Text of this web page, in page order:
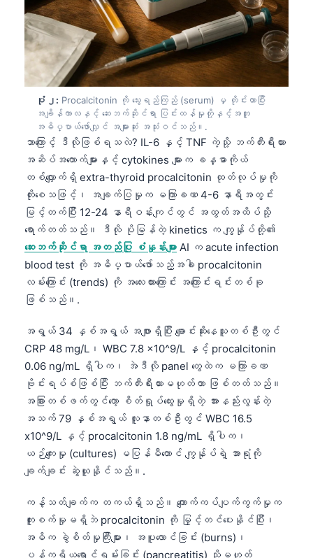
ပုံ ၂: Procalcitonin ကို သွေးရည်ကြည် (serum) မှ တိုင်းတာပြီး
အချိန်ကာလနှင့် ဆေးဘက်ဆိုင်ရာ ပြင်းထန်မှုတို့နှင့်အတူ
အဓိပ္ပာယ်ဖော်လျှင် အများဆုံး အသုံးဝင်သည်။.
ဘာကြောင့် ဒီလိုဖြစ်ရသလဲ? IL-6 နှင့် TNF ကဲ့သို့ ဘက်တီးရီးယား
အဆိပ်အတောက်များနှင့် cytokines များက ခန္ဓာကိုယ်
တစ်လျှောက်ရှိ extra-thyroid procalcitonin ထုတ်လုပ်မှုကို
တိုးစေသဖြင့်၊ အချက်ပြမှုက မကြာခဏ 4-6 နာရီအတွင်း
မြင့်တက်ပြီး 12-24 နာရီဝန်းကျင်တွင် အထွတ်အထိပ်သို့
ရောက်တတ်သည်။ ဒီလို ပိုမြန်တဲ့ kinetics က ကျွန်ုပ်တို့၏
ဆေးဘက်ဆိုင်ရာ အတည်ပြု စံနှုန်းများ AI က acute infection
blood test ကို အဓိပ္ပာယ်ဖော်သည့်အခါ procalcitonin
လမ်းကြောင်း (trends) ကို အလေးထားကြောင်း အကြောင်းရင်းတစ်ခု
ဖြစ်သည်။.
အရွယ် 34 နှစ်အရွယ် အဖျားရှိပြီး ချောင်းဆိုးနေသူတစ်ဦးတွင်
CRP 48 mg/L၊ WBC 7.8 x10^9/L နှင့် procalcitonin
0.06 ng/mL ရှိပါက၊ အဲဒီလို panel တွေထဲက မကြာခဏ
ဗိုင်းရပ်စ်ဖြစ်ပြီး ဘက်တီးရီးယားမဟုတ်တာ ဖြစ်တတ်သည်။
အခြားတစ်ဖက်တွင်တော့ စိတ်ရှုပ်ထွေးမှုရှိတဲ့ အားနည်းလွန်းတဲ့
အသက် 79 နှစ်အရွယ် လူနာတစ်ဦးတွင် WBC 16.5
x10^9/L နှင့် procalcitonin 1.8 ng/mL ရှိပါက၊
ယဉ်ကျေးမှု (cultures) မပြန်မီတောင် ကျွန်ုပ်ရဲ့ အာရုံကို
ချက်ချင်း ဆွဲယူနိုင်သည်။.
ကန့်သတ်ချက်က တကယ်ရှိသည်။ ကျောက်ကပ်ပျက်ကွက်မှုက
ကူးစက်မှုမရှိဘဲ procalcitonin ကို မြှင့်တင်ပေးနိုင်ပြီး၊
အဓိက ခွဲစိတ်မှုကြီးများ၊ အပူလောင်ခြင်း (burns)၊
ပန်ကရိယရောင်ရမ်းခြင်း (pancreatitis) သို့မဟုတ်